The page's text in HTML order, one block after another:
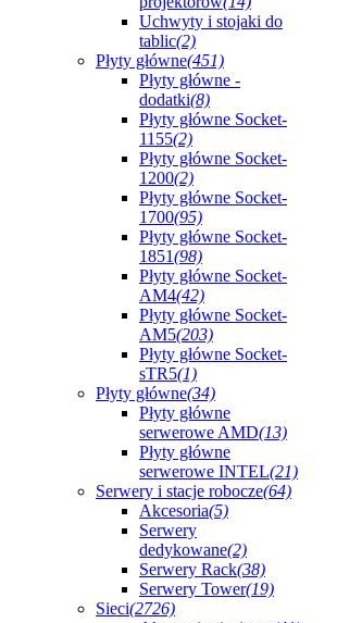
Uchwyty i stojaki do
tablic(2)
Płyty główne(451)
Płyty główne -
dodatki(8)
Płyty główne Socket-
1155(2)
Płyty główne Socket-
1200(2)
Płyty główne Socket-
1700(95)
Płyty główne Socket-
1851(98)
Płyty główne Socket-
AM4(42)
Płyty główne Socket-
AM5(203)
Płyty główne Socket-
sTR5(1)
Płyty główne(34)
Płyty główne
serwerowe AMD(13)
Płyty główne
serwerowe INTEL(21)
Serwery i stacje robocze(64)
Akcesoria(5)
Serwery
dedykowane(2)
Serwery Rack(38)
Serwery Tower(19)
Sieci(2726)